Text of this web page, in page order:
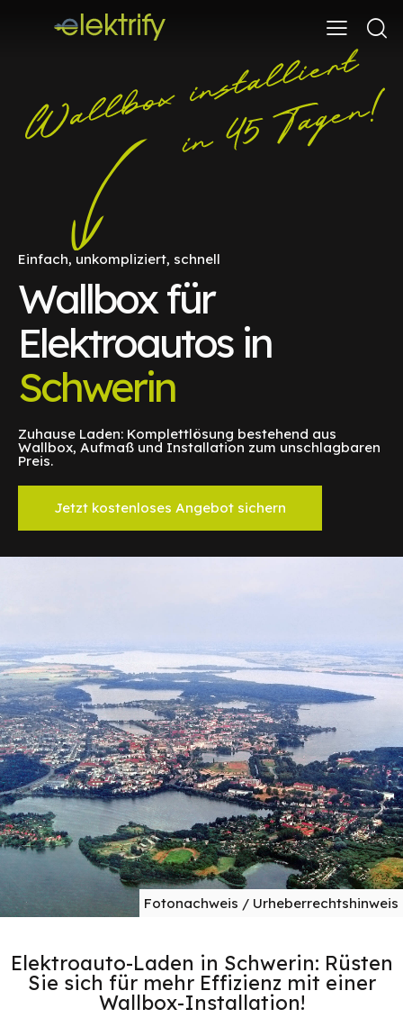
Einfach, unkompliziert, schnell
Wallbox für
Elektroautos in
Schwerin
Zuhause Laden: Komplettlösung bestehend aus
Wallbox, Aufmaß und Installation zum unschlagbaren
Preis.
Jetzt kostenloses Angebot sichern
Fotonachweis / Urheberrechtshinweis
Elektroauto-Laden in Schwerin: Rüsten
Sie sich für mehr Effizienz mit einer
Wallbox-Installation!